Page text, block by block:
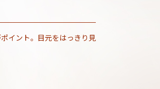
イント。目元をはっきり見